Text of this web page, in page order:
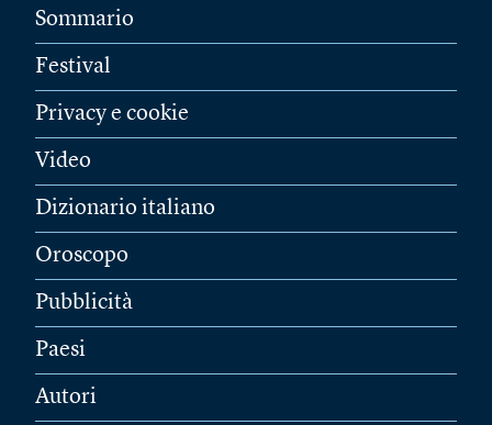
Sommario
Festival
Privacy e cookie
Video
Dizionario italiano
Oroscopo
Pubblicità
Paesi
Autori